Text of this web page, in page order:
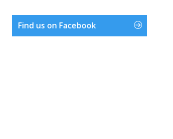
Find us on Facebook